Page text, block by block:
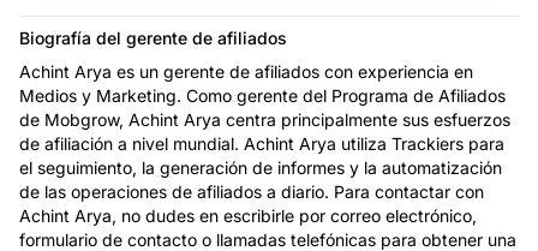
Biografía del gerente de afiliados
Achint Arya es un gerente de afiliados con experiencia en
Medios y Marketing. Como gerente del Programa de Afiliados
de Mobgrow, Achint Arya centra principalmente sus esfuerzos
de afiliación a nivel mundial. Achint Arya utiliza Trackiers para
el seguimiento, la generación de informes y la automatización
de las operaciones de afiliados a diario. Para contactar con
Achint Arya, no dudes en escribirle por correo electrónico,
formulario de contacto o llamadas telefónicas para obtener una